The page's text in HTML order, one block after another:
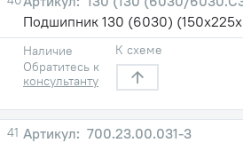
Подшипник 130 (6030)
Наличие
Обратитесь к
консультанту
К схеме
41
700.23.00.031-3